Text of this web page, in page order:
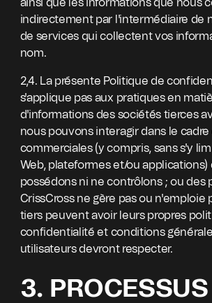
ainsi que les informations que nous
indirectement par l'intermédiaire de
de services qui collectent vos
nom.
2,4. La présente Politique de
s'applique pas aux pratiques en
d'informations des sociétés tierces
nous pouvons interagir dans le
commerciales (y compris, sans s'y
Web, plateformes et/ou applications)
possédons ni ne contrôlons ; ou des
CrissCross ne gère pas ou n'emploie
tiers peuvent avoir leurs propres
confidentialité et conditions
utilisateurs devront respecter.
3. PROCESSUS